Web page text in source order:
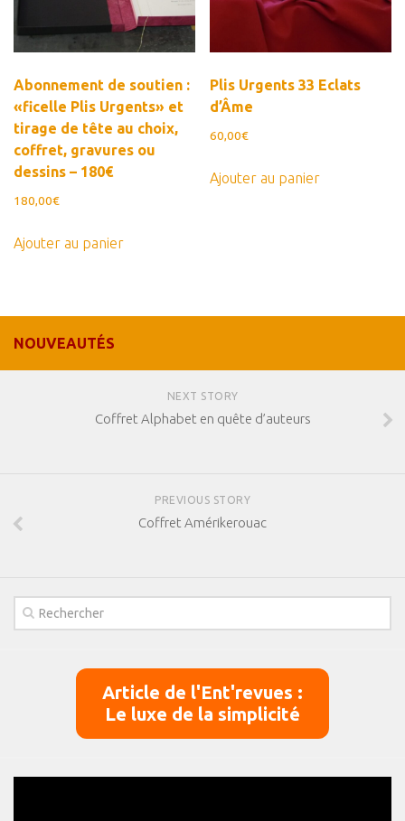
Abonnement de soutien :
«ficelle Plis Urgents» et
tirage de tête au choix,
coffret, gravures ou
dessins – 180€
180,00€
Ajouter au panier
Plis Urgents 33 Eclats
d’Âme
60,00€
Ajouter au panier
NOUVEAUTÉS
NEXT STORY
Coffret Alphabet en quête d’auteurs
PREVIOUS STORY
Coffret Amérikerouac
Article de l'Ent'revues :
Le luxe de la simplicité